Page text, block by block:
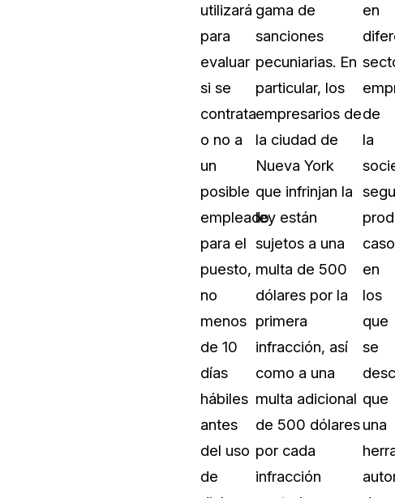
utilizará
para
evaluar
si se
contrata
o no a
un
posible
empleado
para el
puesto,
no
menos
de 10
días
hábiles
antes
del uso
de
gama de
sanciones
pecuniarias. En
particular, los
empresarios de
la ciudad de
Nueva York
que infrinjan la
ley están
sujetos a una
multa de 500
dólares por la
primera
infracción, así
como a una
multa adicional
de 500 dólares
por cada
infracción
en
de
la
en
los
que
se
que
una